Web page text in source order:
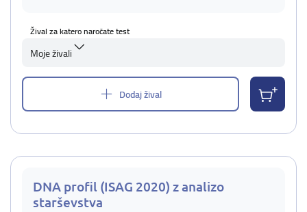
Žival za katero naročate test
Moje živali
Dodaj žival
DNA profil (ISAG 2020) z analizo
starševstva